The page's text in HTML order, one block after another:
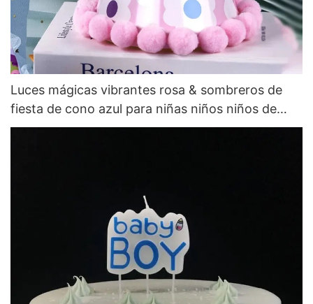
Luces mágicas vibrantes rosa & sombreros de
fiesta de cono azul para niñas niños niños de
celebración de cumpleaños